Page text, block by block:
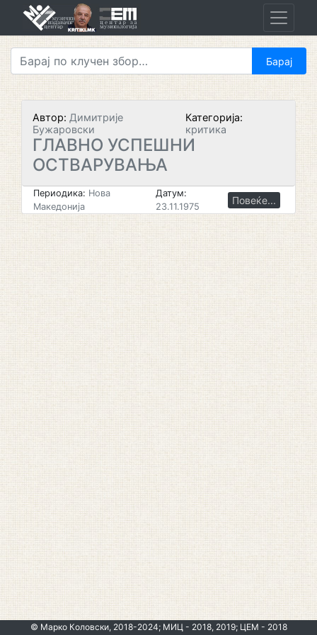
Автор: Димитрије
Бужаровски
Категорија:
критика
ГЛАВНО УСПЕШНИ
ОСТВАРУВАЊА
Периодика: Нова
Македонија
Датум:
23.11.1975
Повеќе...
© Марко Коловски, 2018-2024; МИЦ - 2018, 2019; ЦЕМ - 2018